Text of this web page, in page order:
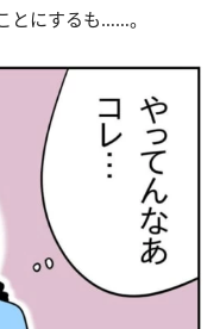
とにするも……。